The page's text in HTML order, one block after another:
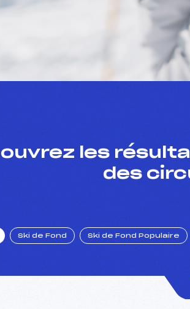
les
des
Ski de Fond Ski de Fond Populaire